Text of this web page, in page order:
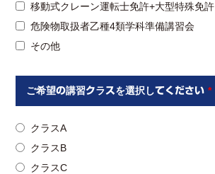
移動式クレーン運転士免許+大型特殊免許
危険物取扱者乙種4類学科準備講習会
その他
ご希望の講習クラスを選択してください*
クラスA
クラスB
クラスC